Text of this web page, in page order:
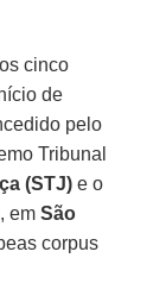
cinco
de
pelo
Tribunal
(STJ) e o
emSão
corpus